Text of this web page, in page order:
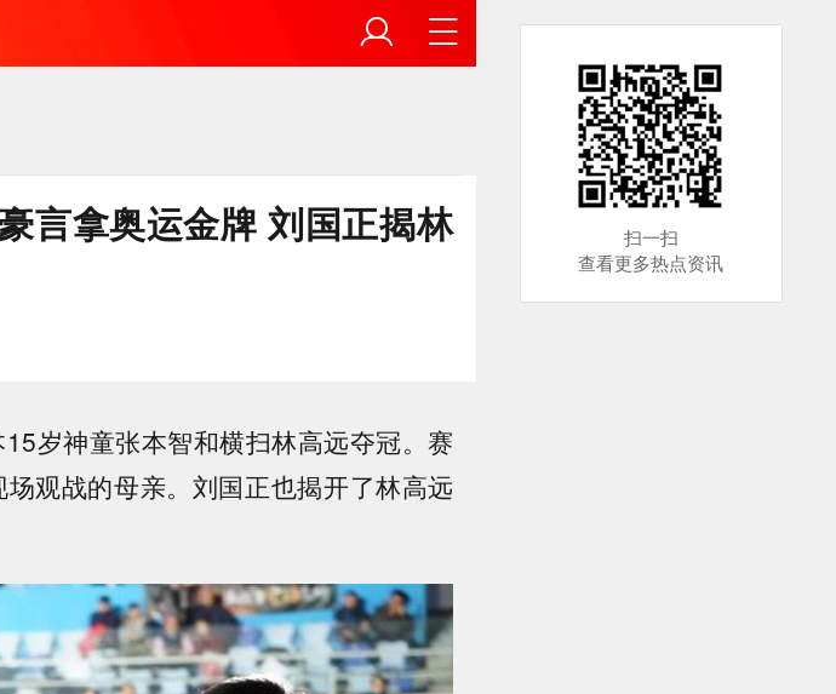
言拿奥运金牌 刘国正揭林
岁神童张本智和横扫林高远夺冠。赛
观战的母亲。刘国正也揭开了林高远
扫一扫
查看更多热点资讯